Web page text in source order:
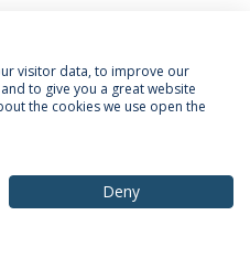
Termos & Condições
dos Dados
Católica Portuguesa
visitor data, to improve our
to give you a great website
the cookies we use open the
Deny